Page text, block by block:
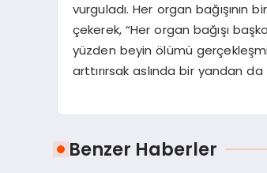
vurguladı. Her organ bağışının
çekerek, “Her organ bağışı
yüzden beyin ölümü
arttırırsak aslında bir yandan
Benzer Haberler